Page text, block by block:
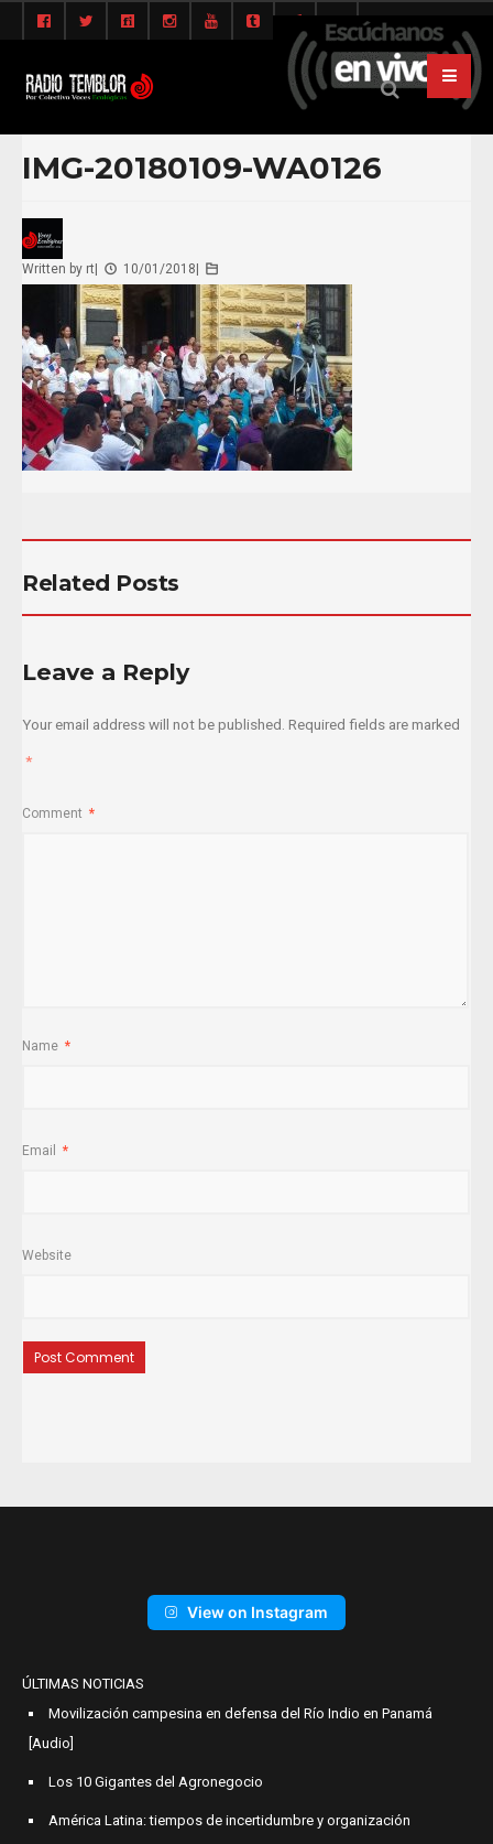
IMG-20180109-WA0126
Written by rt 10/01/2018
Related Posts
Leave a Reply
Your email address will not be published. Required fields are marked
*
Comment *
Name *
Email *
Website
View on Instagram
ÚLTIMAS NOTICIAS
Movilización campesina en defensa del Río Indio en Panamá
[Audio]
Los 10 Gigantes del Agronegocio
América Latina: tiempos de incertidumbre y organización